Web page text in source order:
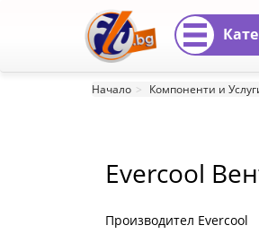
Evercool
50x50x10
5V
Начало Компоненти и
Evercool
Производител Evercool